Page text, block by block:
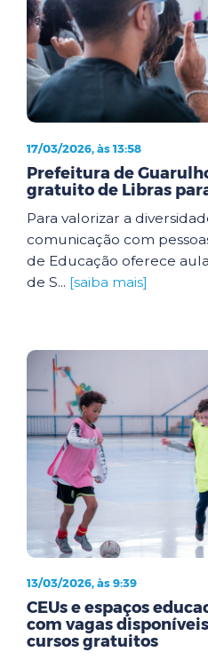
17/03/2026, às 13:58
Prefeitura de
gratuito de Libras
Para valorizar a
comunicação com
de Educação oferece
de S... [saiba mais]
13/03/2026, às 9:39
CEUs e espaços
com vagas
cursos gratuitos